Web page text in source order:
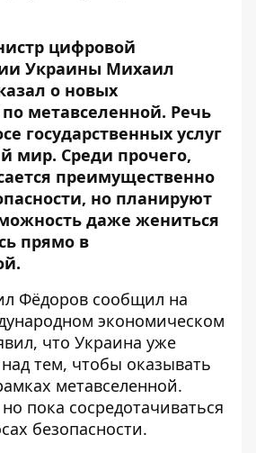
цифровой
Украины Михаил
о новых
метавселенной. Речь
государственных услуг
мир. Среди прочего,
преимущественно
но планируют
даже жениться
прямо в
Фёдоров сообщил на
экономическом
что Украина уже
тем, чтобы оказывать
метавселенной.
пока сосредотачиваться
безопасности.